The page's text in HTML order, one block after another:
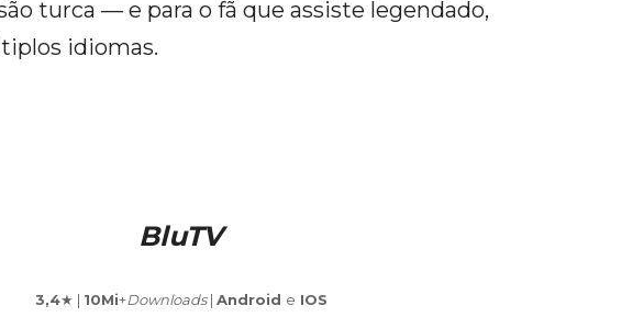
turca — e para o fã que assiste legendado,
idiomas.
BluTV
3,4★ | 10Mi+Downloads| Android e IOS